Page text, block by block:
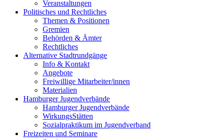
Veranstaltungen
Politisches und Rechtliches
Themen & Positionen
Gremien
Behörden & Ämter
Rechtliches
Alternative Stadtrundgänge
Info & Kontakt
Angebote
Freiwillige Mitarbeiter/innen
Materialien
Hamburger Jugendverbände
Hamburger Jugendverbände
WirkungsStätten
Sozialpraktikum im Jugendverband
Freizeiten und Seminare